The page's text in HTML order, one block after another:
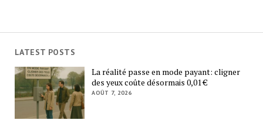
LATEST POSTS
La réalité passe en mode payant: cligner
des yeux coûte désormais 0,01 €
AOÛT 7, 2026